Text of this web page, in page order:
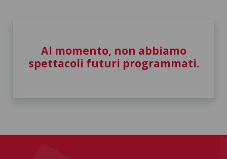
Al momento, non abbiamo
spettacoli futuri programmati.